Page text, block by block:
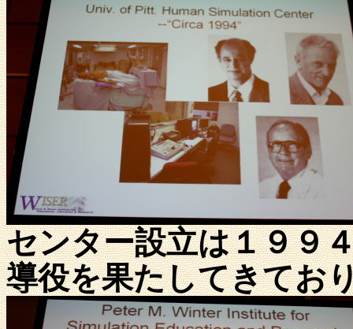
センター設立は１９９
導役を果たしてきてお